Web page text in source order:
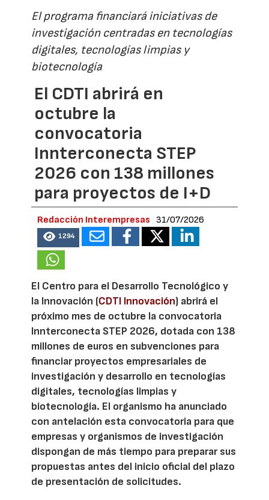
El programa financiará iniciativas de
investigación centradas en tecnologías
digitales, tecnologías limpias y
biotecnología
El CDTI abrirá en
octubre la
convocatoria
Innterconecta STEP
2026 con 138 millones
para proyectos de I+D
Redacción Interempresas 31/07/2026
1294
El Centro para el Desarrollo Tecnológico y
la Innovación (CDTI Innovación) abrirá el
próximo mes de octubre la convocatoria
Innterconecta STEP 2026, dotada con 138
millones de euros en subvenciones para
financiar proyectos empresariales de
investigación y desarrollo en tecnologías
digitales, tecnologías limpias y
biotecnología. El organismo ha anunciado
con antelación esta convocatoria para que
empresas y organismos de investigación
dispongan de más tiempo para preparar sus
propuestas antes del inicio oficial del plazo
de presentación de solicitudes.